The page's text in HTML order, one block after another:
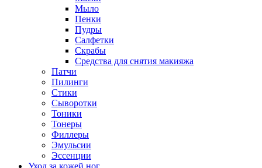
Мыло
Пенки
Пудры
Салфетки
Скрабы
Средства для снятия макияжа
Патчи
Пилинги
Стики
Сыворотки
Тоники
Тонеры
Филлеры
Эмульсии
Эссенции